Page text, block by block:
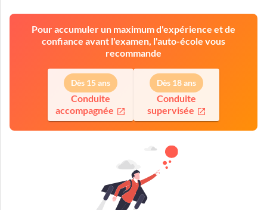
Pour accumuler un maximum d'expérience et de
confiance avant l'examen, l'auto-école vous
recommande
Dès 15 ans
Conduite
accompagnée
Dès 18 ans
Conduite
supervisée